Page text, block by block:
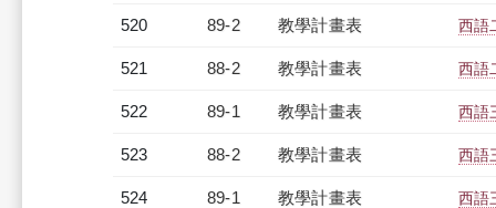
520 89-2 教學計畫表 西語
521 88-2 教學計畫表 西語
522 89-1 教學計畫表 西語
523 88-2 教學計畫表 西語
524 89-1 教學計畫表 西語